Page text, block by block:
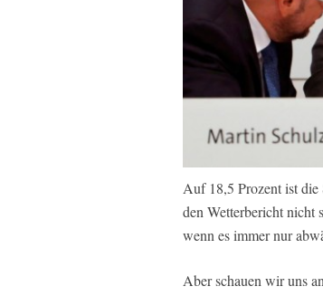
Auf 18,5 Prozent ist
den Wetterbericht nicht
wenn es immer nur
Aber schauen wir uns